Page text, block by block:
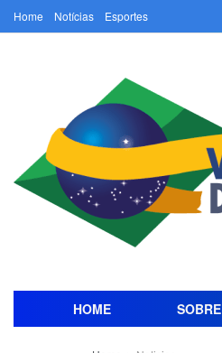
Home Notícias Esportes
HOME SOBRE